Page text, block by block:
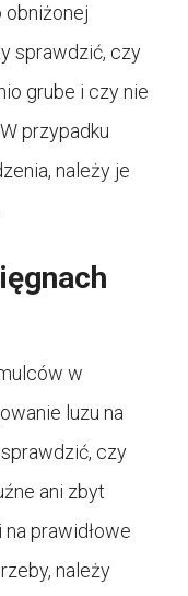
obniżonej
sprawdzić, czy
grube i czy nie
przypadku
należy je
w
luzu na
czy
ani zbyt
prawidłowe
należy